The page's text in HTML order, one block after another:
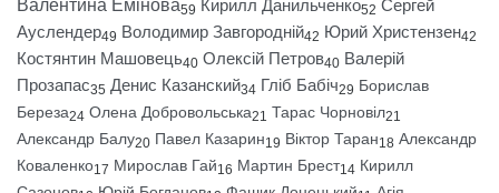
Валентина Емінова59 Кирилл Данильченко52 Сергей
Ауслендер49 Володимир Завгородній42 Юрий Христензен42
Костянтин Машовець40 Олексій Петров40 Валерій
Прозапас35 Денис Казанский34 Гліб Бабіч29 Борислав
Береза24 Олена Добровольська21 Тарас Чорновіл21
Александр Балу20 Павел Казарин19 Віктор Таран18 Александр
Коваленко17 Мирослав Гай16 Мартин Брест14 Кирилл